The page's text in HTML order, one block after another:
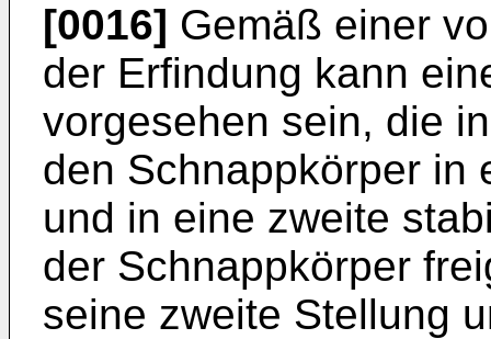
[0016] Gemäß einer
der Erfindung kann
vorgesehen sein, die
den Schnappkörper in
und in eine zweite
der Schnappkörper
seine zweite Stellung